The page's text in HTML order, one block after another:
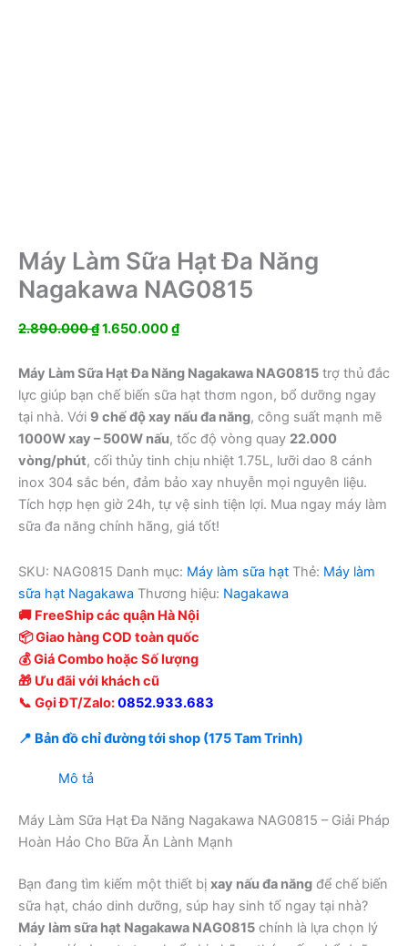
Máy Làm Sữa Hạt Đa Năng
Nagakawa NAG0815
2.890.000₫Giá
là:
2.890.000 ₫.
1.650.000₫Giá
tại
là:
1.650.000 ₫.
Máy Làm Sữa Hạt Đa Năng Nagakawa NAG0815 trợ thủ đắc
lực giúp bạn chế biến sữa hạt thơm ngon, bổ dưỡng ngay
tại nhà. Với 9 chế độ xay nấu đa năng, công suất mạnh mẽ
1000W xay – 500W nấu, tốc độ vòng quay 22.000
vòng/phút, cối thủy tinh chịu nhiệt 1.75L, lưỡi dao 8 cánh
inox 304 sắc bén, đảm bảo xay nhuyễn mọi nguyên liệu.
Tích hợp hẹn giờ 24h, tự vệ sinh tiện lợi. Mua ngay máy làm
sữa đa năng chính hãng, giá tốt!
SKU: NAG0815 Danh mục: Máy làm sữa hạt Thẻ: Máy làm
sữa hạt Nagakawa Thương hiệu: Nagakawa
🚚 FreeShip các quận Hà Nội
📦 Giao hàng COD toàn quốc
💰 Giá Combo hoặc Số lượng
🎁 Ưu đãi với khách cũ
📞 Gọi ĐT/Zalo:0852.933.683
📍 Bản đồ chỉ đường tới shop (175 Tam Trinh)
Mô tả
Máy Làm Sữa Hạt Đa Năng Nagakawa NAG0815 – Giải Pháp
Hoàn Hảo Cho Bữa Ăn Lành Mạnh
Bạn đang tìm kiếm một thiết bị xay nấu đa năng để chế biến
sữa hạt, cháo dinh dưỡng, súp hay sinh tố ngay tại nhà?
Máy làm sữa hạt Nagakawa NAG0815 chính là lựa chọn lý